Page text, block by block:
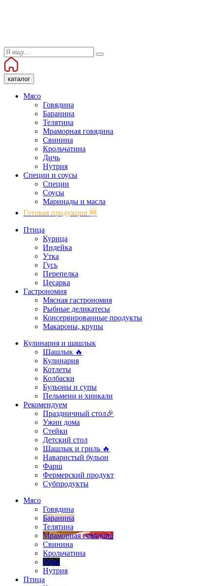
каталог
Мясо
Говядина
Баранина
Телятина
Мраморная говядина
Свинина
Крольчатина
Дичь
Нутрия
Специи и соусы
Специи
Соусы
Маринады и масла
Готовая продукция 🆕
Птица
Курица
Индейка
Утка
Гусь
Перепелка
Цесарка
Гастрономия
Мясная гастрономия
Рыбные деликатесы
Консервированные продукты
Макароны, крупы
Кулинария и шашлык
Шашлык 🔥
Кулинария
Котлеты
Колбаски
Бульоны и супы
Пельмени и хинкали
Рекомендуем
Праздничный стол🎉
Ужин дома
Стейки
Детский стол
Шашлык и гриль 🔥
Наваристый бульон
Фарш
Фермерский продукт
Субпродукты
Мясо
Говядина
Баранина
Телятина
Мраморная говядина
Свинина
Крольчатина
Дичь
Нутрия
Птица